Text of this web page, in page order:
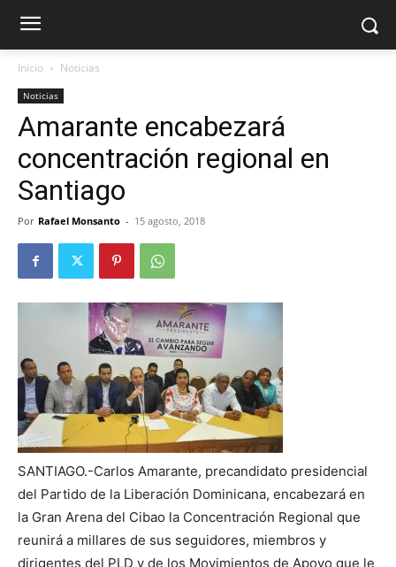
Inicio Noticias
Noticias
Amarante encabezará
concentración regional en
Santiago
Por Rafael Monsanto - 15 agosto, 2018
SANTIAGO.-Carlos Amarante, precandidato presidencial
del Partido de la Liberación Dominicana, encabezará en
la Gran Arena del Cibao la Concentración Regional que
reunirá a millares de sus seguidores, miembros y
dirigentes del PLD y de los Movimientos de Apoyo que le